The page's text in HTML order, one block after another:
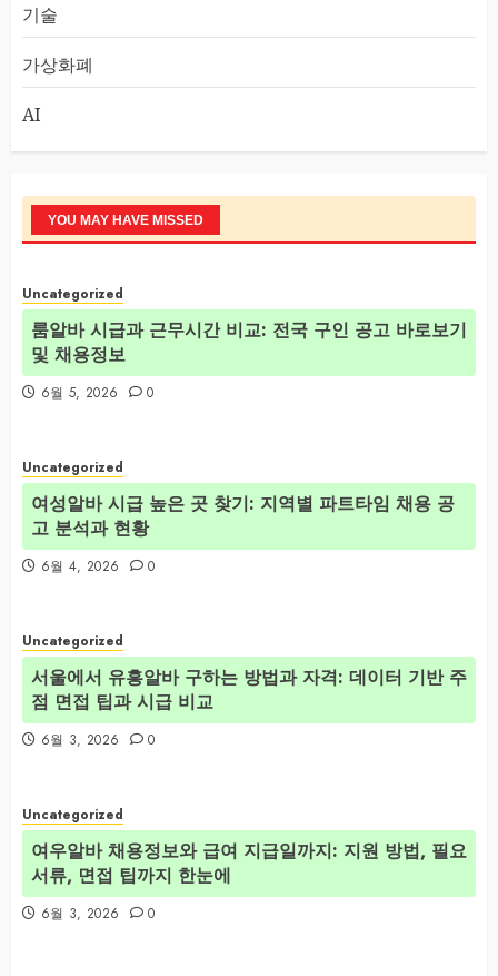
기술
가상화폐
AI
YOU MAY HAVE MISSED
Uncategorized
룸알바 시급과 근무시간 비교: 전국 구인 공고 바로보기
및 채용정보
6월 5, 2026 0
Uncategorized
여성알바 시급 높은 곳 찾기: 지역별 파트타임 채용 공
고 분석과 현황
6월 4, 2026 0
Uncategorized
서울에서 유흥알바 구하는 방법과 자격: 데이터 기반 주
점 면접 팁과 시급 비교
6월 3, 2026 0
Uncategorized
여우알바 채용정보와 급여 지급일까지: 지원 방법, 필요
서류, 면접 팁까지 한눈에
6월 3, 2026 0